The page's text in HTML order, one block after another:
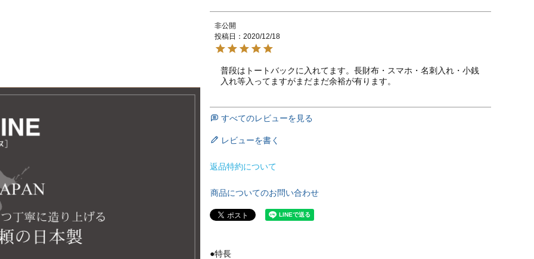
非公開
投稿日
2020/12/18
普段はトートバックに入れてます。長財布・スマホ・名刺入れ・小銭
入れ等入ってますがまだまだ余裕が有ります。
すべてのレビューを見る
レビューを書く
返品特約について
商品についてのお問い合わせ
●特長